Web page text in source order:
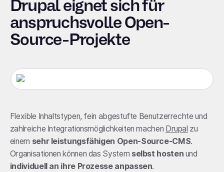
Drupal eignet sich für
anspruchsvolle Open-
Source-Projekte
Flexible Inhaltstypen, fein abgestufte Benutzerrechte und
zahlreiche Integrationsmöglichkeiten machen Drupal zu
einem sehr leistungsfähigen Open-Source-CMS.
Organisationen können das System selbst hosten und
individuell an ihre Prozesse anpassen.